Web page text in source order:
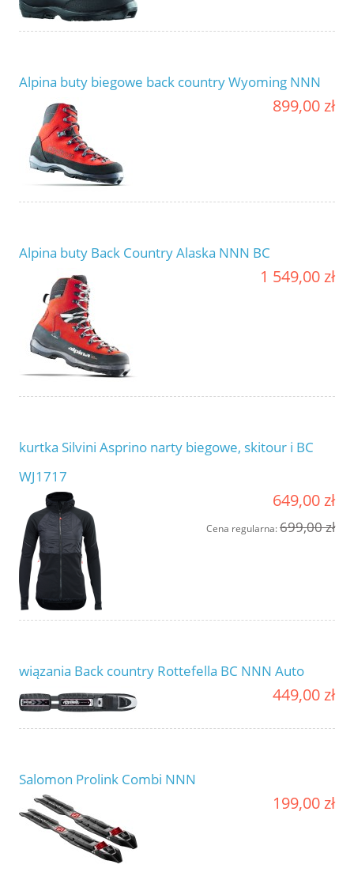
Alpina buty biegowe back country Wyoming NNN
899,00 zł
Alpina buty Back Country Alaska NNN BC
1 549,00 zł
kurtka Silvini Asprino narty biegowe, skitour i BC
WJ1717
649,00 zł
Cena regularna:699,00 zł
wiązania Back country Rottefella BC NNN Auto
449,00 zł
Salomon Prolink Combi NNN
199,00 zł